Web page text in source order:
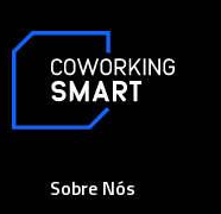
Sobre Nós